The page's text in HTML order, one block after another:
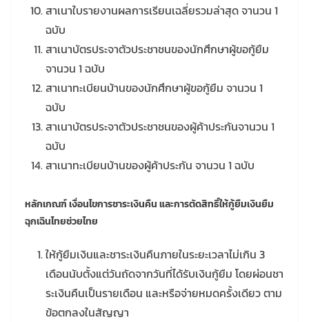
สาเนาใบรายงานผลการเรียนเฉลี่ยรวมล่าสุด จานวน 1
ฉบับ
สาเนาบัตรประจาตัวประชาชนของนักศึกษาผู้ขอกู้ยืม
จานวน 1 ฉบับ
สาเนาทะเบียนบ้านของนักศึกษาผู้ขอกู้ยืม จานวน 1
ฉบับ
สาเนาบัตรประจาตัวประชาชนของผู้ค้าประกันจานวน 1
ฉบับ
สาเนาทะเบียนบ้านของผู้ค้าประกัน จานวน 1 ฉบับ
หลักเกณฑ์ เงื่อนไขการชาระเงินคืน และการตัดสิทธิ์ให้กู้ยืมเงินยืม
ฉุกเฉินไทยช่วยไทย
ให้กู้ยืมเงินและชาระเงินคืนภายในระยะเวลาไม่เกิน 3
เดือนนับตั้งแต่วันถัดจากวันที่ได้รับเงินกู้ยืม โดยผ่อนชา
ระเงินคืนเป็นรายเดือน และหรือจ่ายหมดครั้งเดียว ตาม
ข้อตกลงในสัญญา